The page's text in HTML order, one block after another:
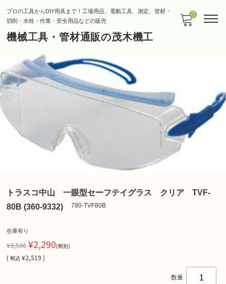
プロの工具からDIY用具まで！工場用品、電動工具、測定、管材・
切削・水栓・作業・安全用品などの販売
機械工具・管材通販の茂木機工
0
トラスコ中山 一眼型セーフテイグラス クリア TVF-
80B (360-9332)
780-TVF80B
在庫有り
¥3,500 ¥2,290(税別)
( 税込 ¥2,519 )
数量